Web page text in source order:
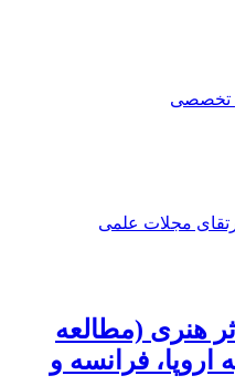
تخصصی
مجلات علمی
هنری (مطالعه
اروپا، فرانسه و